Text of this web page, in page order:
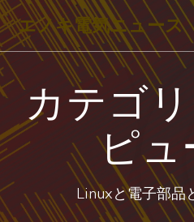
コ
ン
テ
ス
ッ
プ
エノキ電気ニュース
カテゴ
ピュ
Linuxと電子部品